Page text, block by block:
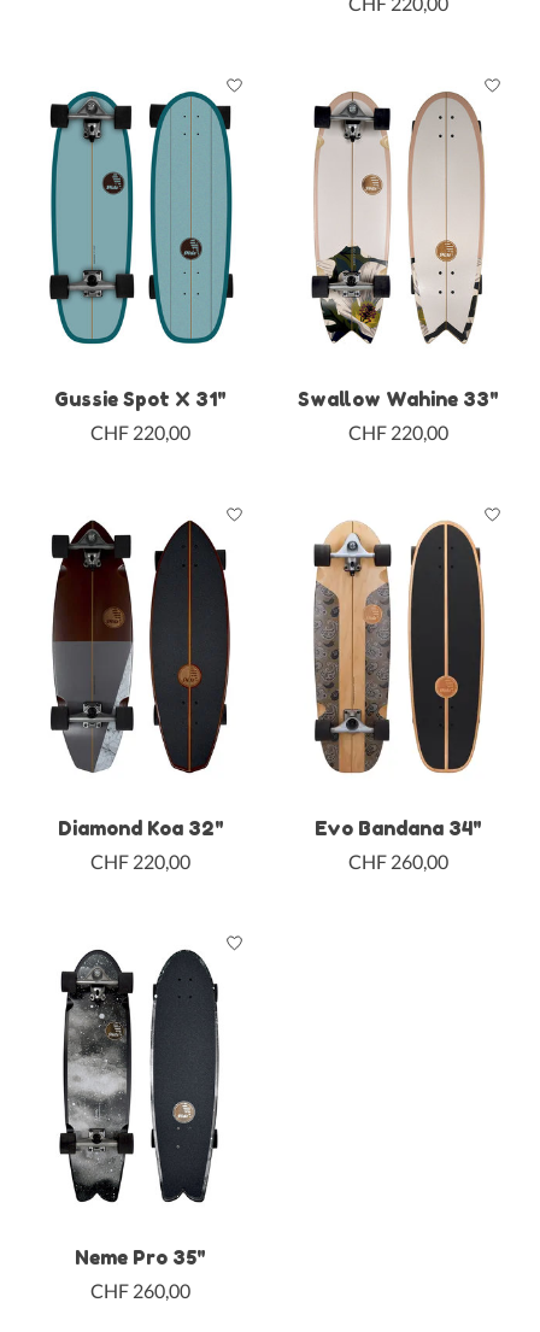
Gussie Spot X 31"
CHF 220,00
Swallow Wahine 33"
CHF 220,00
Diamond Koa 32"
CHF 220,00
Evo Bandana 34"
CHF 260,00
Neme Pro 35"
CHF 260,00